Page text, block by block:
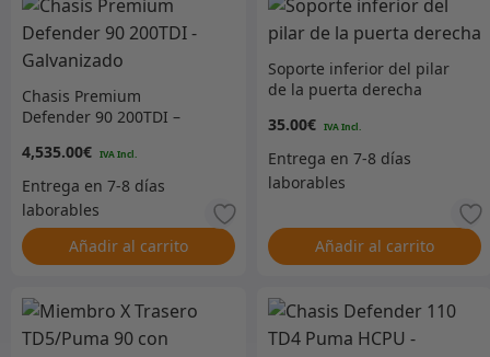
Chasis Premium
Defender 90 200TDI –
4,535.00€
Añadir al carrito
Soporte inferior del pilar
de la puerta derecha
35.00€
Añadir al carrito